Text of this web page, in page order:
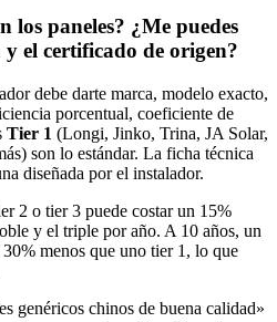
los paneles? ¿Me puedes
el certificado de origen?
debe darte marca, modelo exacto,
porcentual, coeficiente de
Tier 1 (Longi, Jinko, Trina, JA Solar,
son lo estándar. La ficha técnica
diseñada por el instalador.
2 o tier 3 puede costar un 15%
y el triple por año. A 10 años, un
menos que uno tier 1, lo que
genéricos chinos de buena calidad»